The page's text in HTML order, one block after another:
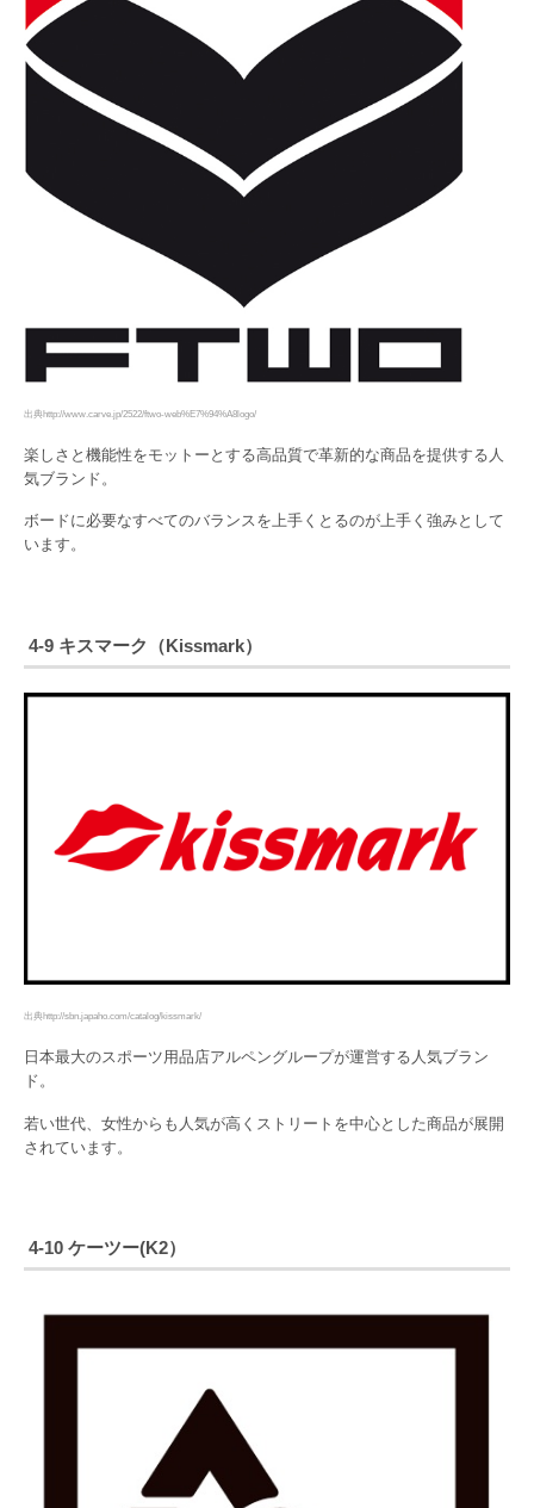
出典http://www.carve.jp/2522/ftwo-web%E7%94%A8logo/
楽しさと機能性をモットーとする高品質で革新的な商品を提供する人
気ブランド。
ボードに必要なすべてのバランスを上手くとるのが上手く強みとして
います。
4-9 キスマーク（Kissmark）
出典http://sbn.japaho.com/catalog/kissmark/
日本最大のスポーツ用品店アルペングループが運営する人気ブラン
ド。
若い世代、女性からも人気が高くストリートを中心とした商品が展開
されています。
4-10 ケーツー(K2）